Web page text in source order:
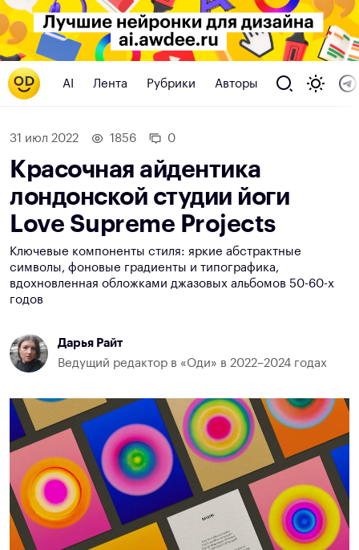
AI Лента Рубрики Авторы
31 июл 2022 1856 0
Красочная айдентика
лондонской студии йоги
Love Supreme Projects
Ключевые компоненты стиля: яркие абстрактные
символы, фоновые градиенты и типографика,
вдохновленная обложками джазовых альбомов 50-60-х
годов
Дарья Райт
Ведущий редактор в «Оди» в 2022–2024 годах